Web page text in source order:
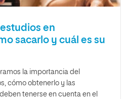
en
sacarlo y cuál es su
la importancia del
cómo obtenerlo y las
tenerse en cuenta en el